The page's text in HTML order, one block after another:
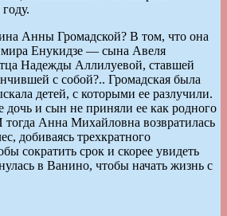
Анны Громадской? В том, что она
Енукидзе — сына Авеля
Надежды Аллилуевой, ставшей
с собой?.. Громадская была
детей, с которыми ее разлучили.
дочь и сын не приняли ее как родного
тогда Анна Михайловна возвратилась
добиваясь трехкратного
сократить срок и скорее увидеть
в Ванино, чтобы начать жизнь с